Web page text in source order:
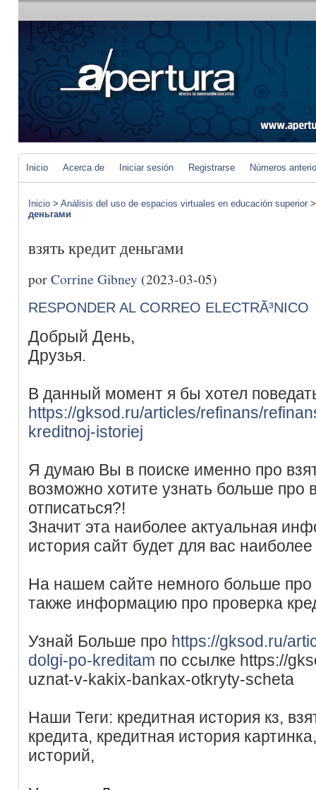
Inicio Acerca de Iniciar sesión Registrarse Números
Inicio > Análisis del uso de espacios virtuales en educación superior
деньгами
взять кредит деньгами
porCorrine Gibney (2023-03-05)
RESPONDER AL CORREO ELECTRÃ³NICO
Добрый День,
Друзья.
В данный момент я бы хотел
https://gksod.ru/articles/refinans/
kreditnoj-istoriej
Я думаю Вы в поиске именно про
возможно хотите узнать больше про
отписаться?!
Значит эта наиболее актуальная
история сайт будет для вас
На нашем сайте немного больше про
также информацию про проверка
Узнай Больше про https://gksod.ru/
dolgi-po-kreditam по ссылке https://
uznat-v-kakix-bankax-otkryty-scheta
Наши Теги: кредитная история кз,
кредита, кредитная история
историй,